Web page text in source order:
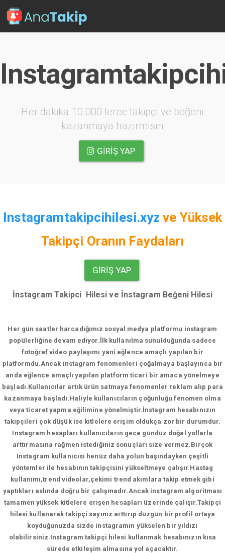
Her dakika 10.000 lerce takipçi ve beğeni
kazanmaya hazırmısın
GIRIŞ YAP
Instagramtakipcihilesi.xyz ve Yüksek
Takipçi Oranın Faydaları
GIRIŞ YAP
İnstagram Takipci Hilesi ve İnstagram Beğeni Hilesi
Her gün saatler harcadığımız sosyal medya platformu instagram
popülerliğine devam ediyor.İlk kullanılma sunulduğunda sadece
fotoğraf video paylaşımı yani eğlence amaçlı yapılan bir
platformdu.Ancak instagram fenomenleri çoğalmaya başlayınca bir
anda eğlence amaçlı yapılan platform ticari bir amaca yönelmeye
başladı.Kullanıcılar artık ürün satmaya fenomenler reklam alıp para
kazanmaya başladı.Haliyle kullanıcıların çoğunluğu fenomen olma
veya ticaret yapma eğilimine yönelmiştir.İnstagram hesabınızın
takipçileri çok düşük ise kitlelere erişim oldukça zor bir durumdur.
Instagram hesapları kullanıcıların gece gündüz doğal yollarla
arttırmasına rağmen istediğiniz sonuçları size vermez.Birçok
Instagram kullanıcısı henüz daha yolun başındayken çeşitli
yöntemler ile hesabının takipçisini yükseltmeye çalışır.Hastag
kullanımı,trend videolar,çekimi trend akımlara takip etmek gibi
yaptıkları aslında doğru bir çalışmadır.Ancak instagram algoritması
tamamen yüksek kitlelere erişen hesapları üzerinde çalışır.Takipçi
hilesi kullanarak takipçi sayınız arttırıp düzgün bir profil ortaya
koyduğunuzda sizde instagramın yükselen bir yıldızı
olabilirsiniz.Instagram takipçi hilesi kullanmak hesabınızın kısa
sürede etkileşim almasına yol açacaktır.